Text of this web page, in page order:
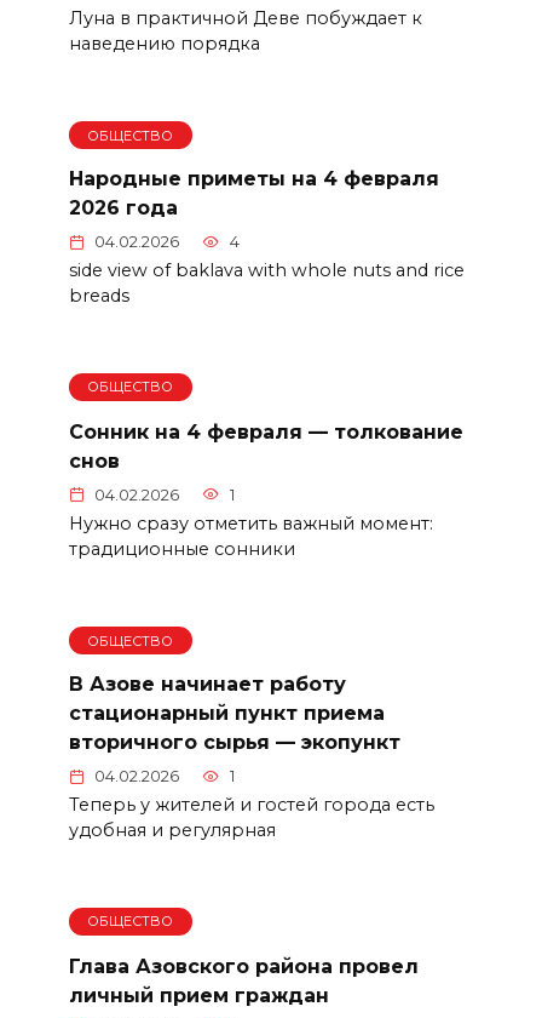
Луна в практичной Деве побуждает к
наведению порядка
ОБЩЕСТВО
Народные приметы на 4 февраля
2026 года
04.02.2026 4
side view of baklava with whole nuts and rice
breads
ОБЩЕСТВО
Сонник на 4 февраля — толкование
снов
04.02.2026 1
Нужно сразу отметить важный момент:
традиционные сонники
ОБЩЕСТВО
В Азове начинает работу
стационарный пункт приема
вторичного сырья — экопункт
04.02.2026 1
Теперь у жителей и гостей города есть
удобная и регулярная
ОБЩЕСТВО
Глава Азовского района провел
личный прием граждан